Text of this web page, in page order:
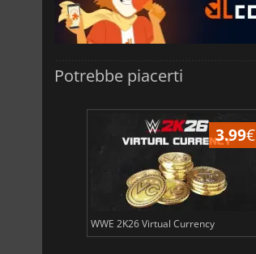
Potrebbe piacerti
3.99€
WWE 2K26 Virtual Currency